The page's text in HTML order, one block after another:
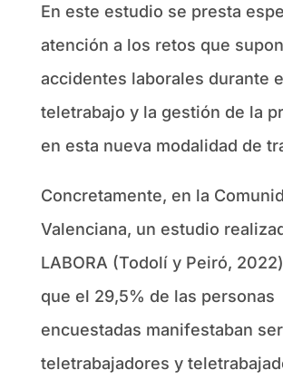
En este estudio se presta
atención a los retos que
accidentes laborales durante
teletrabajo y la gestión de la
en esta nueva modalidad de
Concretamente, en la
Valenciana, un estudio
LABORA (Todolí y Peiró,
que el 29,5% de las personas
encuestadas manifestaban ser
teletrabajadores y